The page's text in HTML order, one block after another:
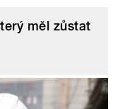
měl zůstat